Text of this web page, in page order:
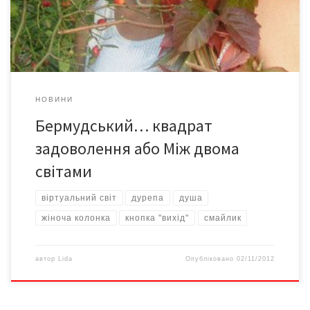
Я ж хочу дати йому ляпаса, реально помститися віртуальному
ніку. Мій екран світиться енергією […]
НОВИНИ
Бермудський… квадрат
задоволення або Між двома
світами
віртуальний світ дурепа душа
жіноча колонка кнопка "вихід" смайлик
автор Lida Опубліковано02/11/2012